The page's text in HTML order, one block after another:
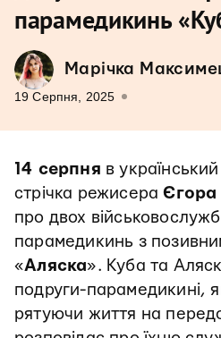
парамедикинь
Марічка
19 Серпня, 2025
14 серпня в
стрічка режисераЄгора
про двох
парамедикинь з
«Аляска». Куба та
подруги-парамедикині,
рятуючи життя на